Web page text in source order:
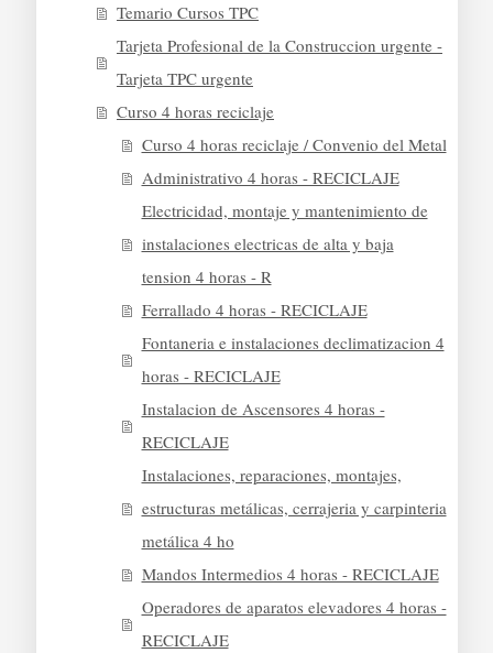
Temario Cursos TPC
Tarjeta Profesional de la Construccion urgente -
Tarjeta TPC urgente
Curso 4 horas reciclaje
Curso 4 horas reciclaje / Convenio del Metal
Administrativo 4 horas - RECICLAJE
Electricidad, montaje y mantenimiento de
instalaciones electricas de alta y baja
tension 4 horas - R
Ferrallado 4 horas - RECICLAJE
Fontaneria e instalaciones declimatizacion 4
horas - RECICLAJE
Instalacion de Ascensores 4 horas -
RECICLAJE
Instalaciones, reparaciones, montajes,
estructuras metálicas, cerrajeria y carpinteria
metálica 4 ho
Mandos Intermedios 4 horas - RECICLAJE
Operadores de aparatos elevadores 4 horas -
RECICLAJE